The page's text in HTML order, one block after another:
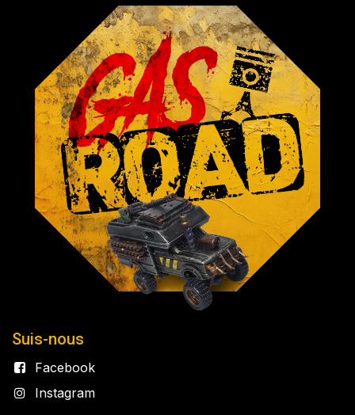
Suis-nous
Facebook
Instagram